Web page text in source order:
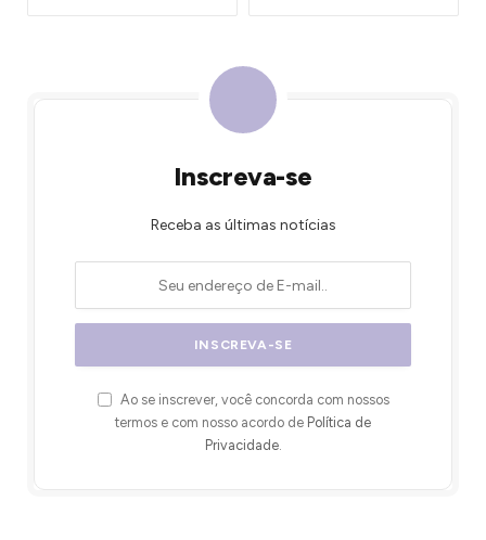
Inscreva-se
Receba as últimas notícias
Ao se inscrever, você concorda com nossos
termos e com nosso acordo de Política de
Privacidade.